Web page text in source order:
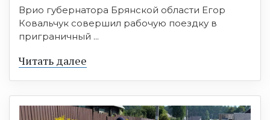
Врио губернатора Брянской области Егор
Ковальчук совершил рабочую поездку в
приграничный ...
Читать далее